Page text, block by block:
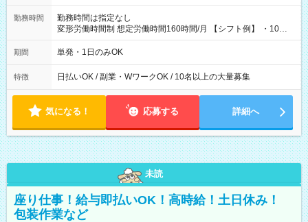
勤務時間
勤務時間は指定なし
変形労働時間制 想定労働時間160時間/月 【シフト例】 ・10：
00～20：00
期間 単発・1日のみOK
特徴 日払いOK / 副業・WワークOK / 10名以上の大量募集
気になる！ 応募する 詳細へ
未読
座り仕事！給与即払いOK！高時給！土日休み！
包装作業など